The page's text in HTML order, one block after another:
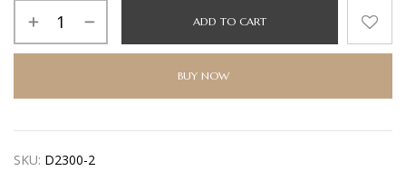
ADD TO CART
BUY NOW
SKU: D2300-2